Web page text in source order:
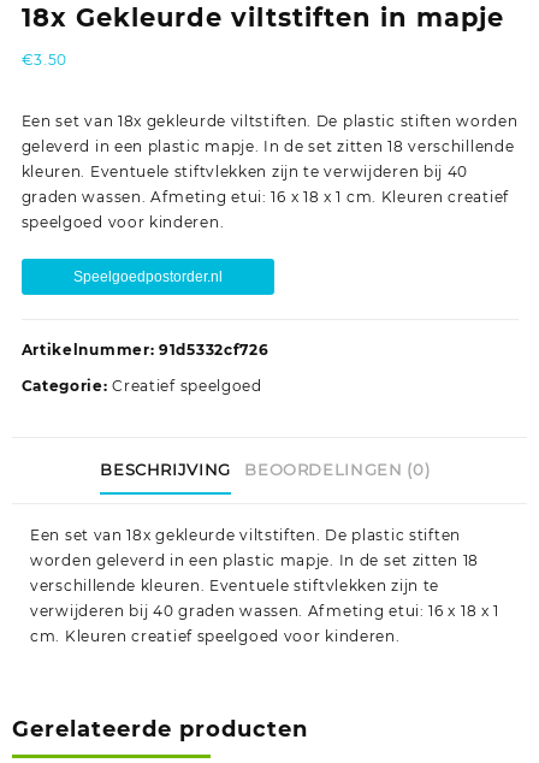
18x Gekleurde viltstiften in mapje
€3.50
Een set van 18x gekleurde viltstiften. De plastic stiften worden
geleverd in een plastic mapje. In de set zitten 18 verschillende
kleuren. Eventuele stiftvlekken zijn te verwijderen bij 40
graden wassen. Afmeting etui: 16 x 18 x 1 cm. Kleuren creatief
speelgoed voor kinderen.
Speelgoedpostorder.nl
Artikelnummer: 91d5332cf726
Categorie:Creatief speelgoed
BESCHRIJVING BEOORDELINGEN (0)
Een set van 18x gekleurde viltstiften. De plastic stiften
worden geleverd in een plastic mapje. In de set zitten 18
verschillende kleuren. Eventuele stiftvlekken zijn te
verwijderen bij 40 graden wassen. Afmeting etui: 16 x 18 x 1
cm. Kleuren creatief speelgoed voor kinderen.
Gerelateerde producten